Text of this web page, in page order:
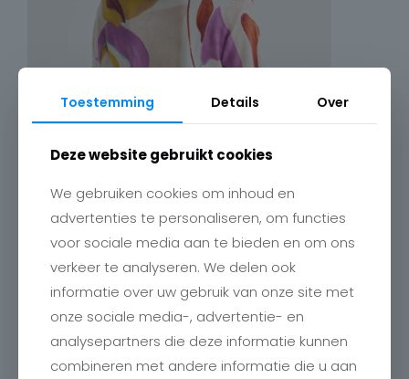
Toestemming Details Over
Deze website gebruikt cookies
We gebruiken cookies om inhoud en
advertenties te personaliseren, om functies
voor sociale media aan te bieden en om ons
verkeer te analyseren. We delen ook
informatie over uw gebruik van onze site met
onze sociale media-, advertentie- en
analysepartners die deze informatie kunnen
combineren met andere informatie die u aan